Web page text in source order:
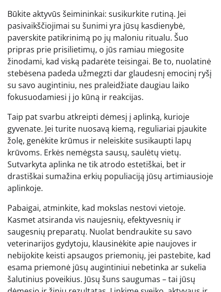
Būkite aktyvūs šeimininkai: susikurkite rutiną. Jei
pasivaikščiojimai su šunimi yra jūsų kasdienybė,
paverskite patikrinimą po jų maloniu ritualu. Šuo
pripras prie prisilietimų, o jūs ramiau miegosite
žinodami, kad viską padarėte teisingai. Be to, nuolatinė
stebėsena padeda užmegzti dar glaudesnį emocinį ryšį
su savo augintiniu, nes praleidžiate daugiau laiko
fokusuodamiesi į jo kūną ir reakcijas.
Taip pat svarbu atkreipti dėmesį į aplinką, kurioje
gyvenate. Jei turite nuosavą kiemą, reguliariai pjaukite
žolę, genėkite krūmus ir neleiskite susikaupti lapų
krūvoms. Erkės nemėgsta sausų, saulėtų vietų.
Sutvarkyta aplinka ne tik atrodo estetiškai, bet ir
drastiškai sumažina erkių populiaciją jūsų artimiausioje
aplinkoje.
Pabaigai, atminkite, kad mokslas nestovi vietoje.
Kasmet atsiranda vis naujesnių, efektyvesnių ir
saugesnių preparatų. Nuolat bendraukite su savo
veterinarijos gydytoju, klausinėkite apie naujoves ir
nebijokite keisti apsaugos priemonių, jei pastebite, kad
esama priemonė jūsų augintiniui nebetinka ar sukelia
šalutinius poveikius. Jūsų šuns saugumas – tai jūsų